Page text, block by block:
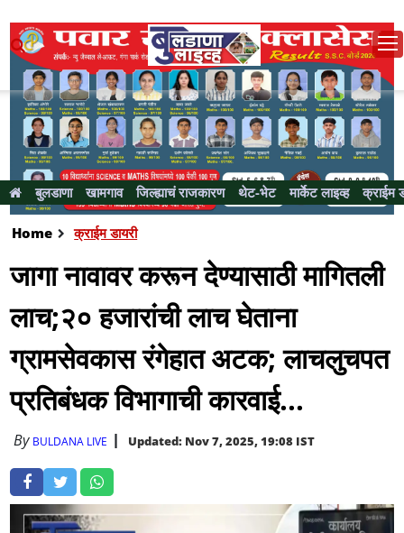
बुलडाणा खामगाव जिल्ह्याचं राजकारण थेट-भेट मार्केट लाइव्ह क्राईम
Home क्राईम डायरी
जागा नावावर करून देण्यासाठी मागितली
लाच;२० हजारांची लाच घेताना
ग्रामसेवकास रंगेहात अटक; लाचलुचपत
प्रतिबंधक विभागाची कारवाई...
By BULDANA LIVE Updated: Nov 7, 2025, 19:08 IST